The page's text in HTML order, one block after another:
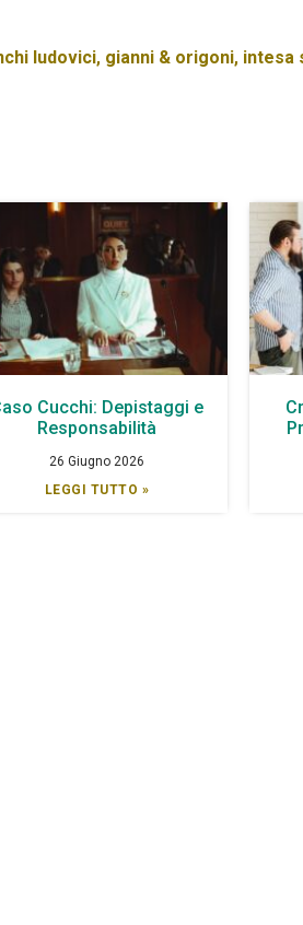
ludovici, gianni & origoni, intesa
Cucchi: Depistaggi e
Responsabilità
26 Giugno 2026
LEGGI TUTTO »